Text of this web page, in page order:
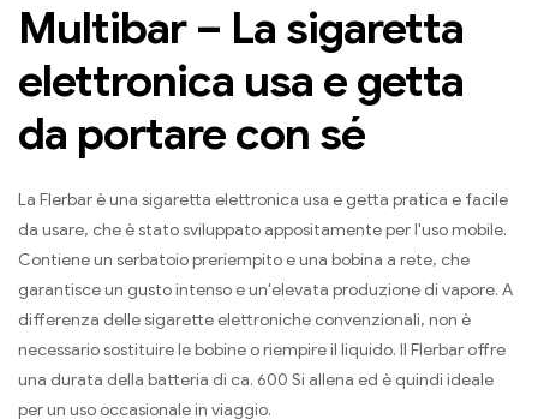
Multibar – La sigaretta
elettronica usa e getta
da portare con sé
La Flerbar è una sigaretta elettronica usa e getta pratica e facile
da usare, che è stato sviluppato appositamente per l'uso mobile.
Contiene un serbatoio preriempito e una bobina a rete, che
garantisce un gusto intenso e un'elevata produzione di vapore. A
differenza delle sigarette elettroniche convenzionali, non è
necessario sostituire le bobine o riempire il liquido. Il Flerbar offre
una durata della batteria di ca. 600 Si allena ed è quindi ideale
per un uso occasionale in viaggio.